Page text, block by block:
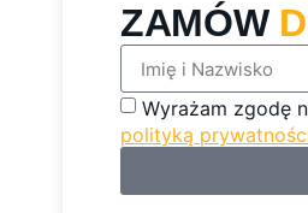
ZAMÓW
Wyrażam zgodę
polityką